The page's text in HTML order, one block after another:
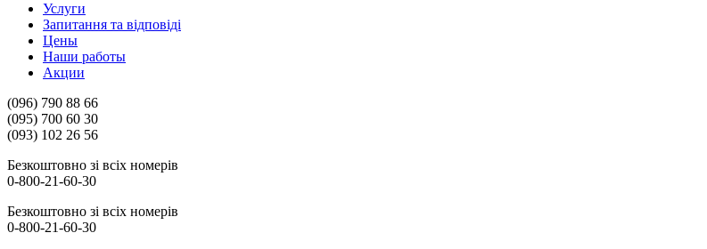
Услуги
Запитання та відповіді
Цены
Наши работы
Акции
(096) 790 88 66
(095) 700 60 30
(093) 102 26 56
Безкоштовно зі всіх номерів
0-800-21-60-30
Безкоштовно зі всіх номерів
0-800-21-60-30